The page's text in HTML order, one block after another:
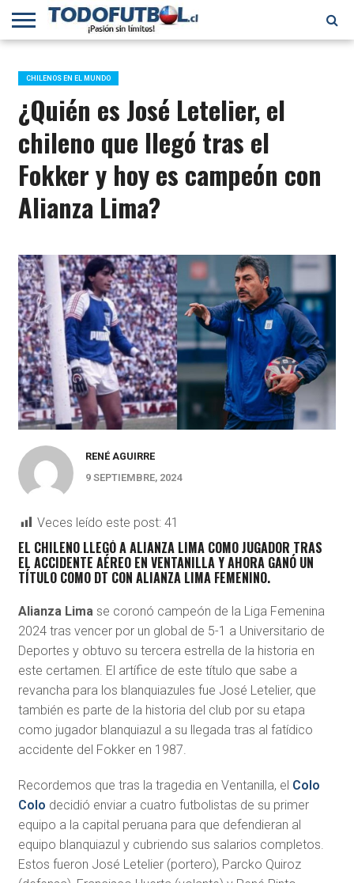
PRIMERA
B
SELECCIÓN
CHILENA
CHILENOS
EN EL
MUNDO
FÚTBOL
INTERNACIONAL
CHILENOS EN EL MUNDO
¿Quién es José Letelier, el
chileno que llegó tras el
Fokker y hoy es campeón con
Alianza Lima?
RENÉ AGUIRRE
9 SEPTIEMBRE, 2024
Veces leído este post: 41
EL CHILENO LLEGÓ A ALIANZA LIMA COMO JUGADOR TRAS
EL ACCIDENTE AÉREO EN VENTANILLA Y AHORA GANÓ UN
TÍTULO COMO DT CON ALIANZA LIMA FEMENINO.
Alianza Limase coronó campeón de la Liga Femenina
2024 tras vencer por un global de 5-1 a Universitario de
Deportes y obtuvo su tercera estrella de la historia en
este certamen. El artífice de este título que sabe a
revancha para los blanquiazules fue José Letelier, que
también es parte de la historia del club por su etapa
como jugador blanquiazul a su llegada tras al fatídico
accidente del Fokker en 1987.
Recordemos que tras la tragedia en Ventanilla, el Colo
Colo decidió enviar a cuatro futbolistas de su primer
equipo a la capital peruana para que defendieran al
equipo blanquiazul y cubriendo sus salarios completos.
Estos fueron José Letelier (portero), Parcko Quiroz